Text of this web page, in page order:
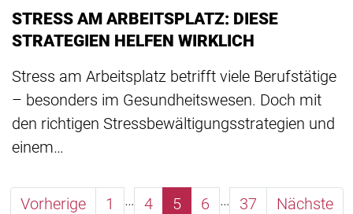
STRESS AM ARBEITSPLATZ: DIESE
STRATEGIEN HELFEN WIRKLICH
Stress am Arbeitsplatz betrifft viele Berufstätige
– besonders im Gesundheitswesen. Doch mit
den richtigen Stressbewältigungsstrategien und
einem…
Vorherige 1 … 4 5 6 … 37 Nächste